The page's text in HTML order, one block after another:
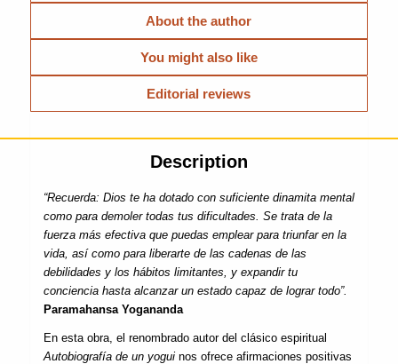
About the author
You might also like
Editorial reviews
Description
“Recuerda: Dios te ha dotado con suficiente dinamita mental
como para demoler todas tus dificultades. Se trata de la
fuerza más efectiva que puedas emplear para triunfar en la
vida, así como para liberarte de las cadenas de las
debilidades y los hábitos limitantes, y expandir tu
conciencia hasta alcanzar un estado capaz de lograr todo”.
Paramahansa Yogananda
En esta obra, el renombrado autor del clásico espiritual
Autobiografía de un yoguinos ofrece afirmaciones positivas